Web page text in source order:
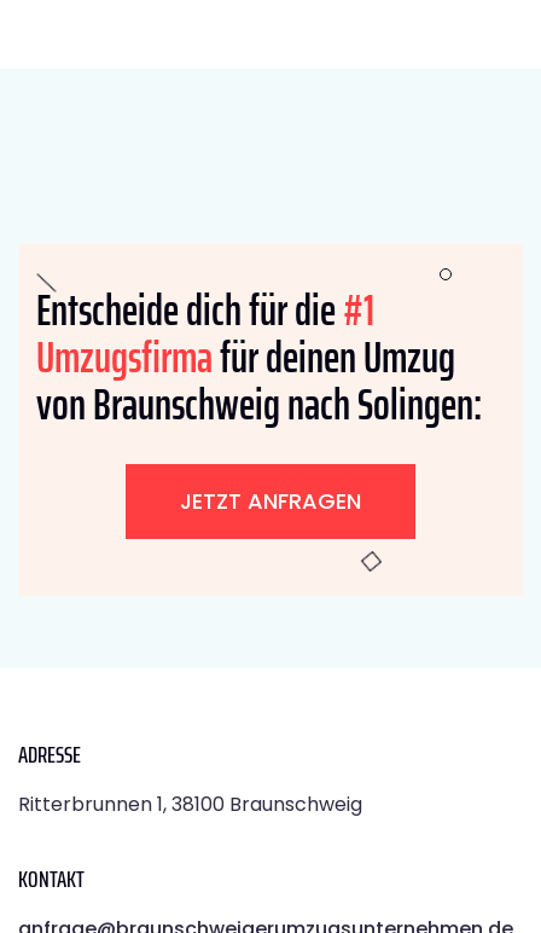
Entscheide dich für die#1
Umzugsfirmafür deinen Umzug
von Braunschweig nach Solingen:
JETZT ANFRAGEN
ADRESSE
Ritterbrunnen 1, 38100 Braunschweig
KONTAKT